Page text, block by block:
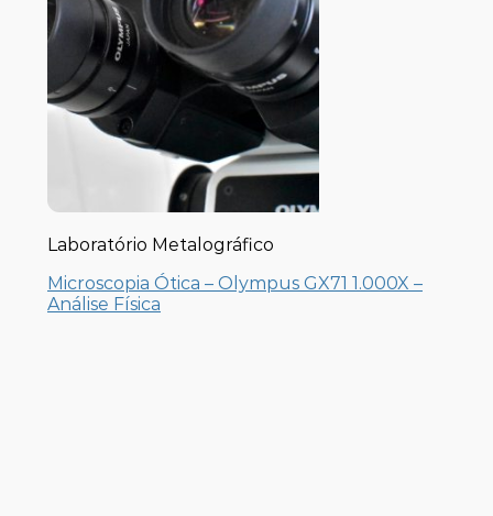
Laboratório Metalográfico
Microscopia Ótica – Olympus GX71 1.000X –
Análise Física